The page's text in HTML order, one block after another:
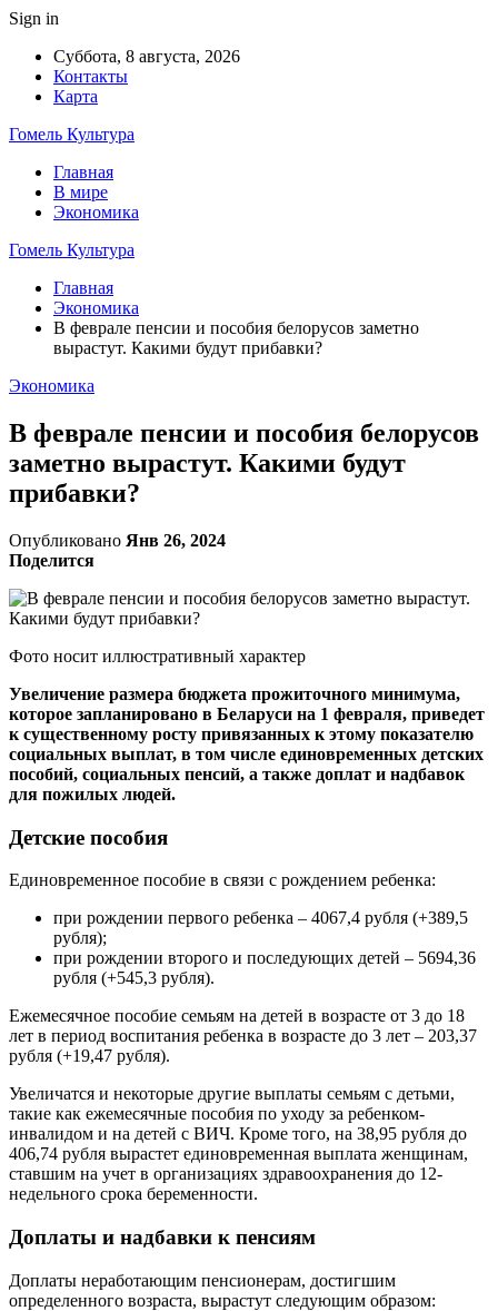
Sign in
Суббота, 8 августа, 2026
Контакты
Карта
Гомель Культура
Главная
В мире
Экономика
Гомель Культура
Главная
Экономика
В феврале пенсии и пособия белорусов заметно
вырастут. Какими будут прибавки?
Экономика
В феврале пенсии и пособия белорусов
заметно вырастут. Какими будут
прибавки?
Опубликовано Янв 26, 2024
Поделится
Фото носит иллюстративный характер
Увеличение размера бюджета прожиточного минимума,
которое запланировано в Беларуси на 1 февраля, приведет
к существенному росту привязанных к этому показателю
социальных выплат, в том числе единовременных детских
пособий, социальных пенсий, а также доплат и надбавок
для пожилых людей.
Детские пособия
Единовременное пособие в связи с рождением ребенка:
при рождении первого ребенка – 4067,4 рубля (+389,5
рубля);
при рождении второго и последующих детей – 5694,36
рубля (+545,3 рубля).
Ежемесячное пособие семьям на детей в возрасте от 3 до 18
лет в период воспитания ребенка в возрасте до 3 лет – 203,37
рубля (+19,47 рубля).
Увеличатся и некоторые другие выплаты семьям с детьми,
такие как ежемесячные пособия по уходу за ребенком-
инвалидом и на детей с ВИЧ. Кроме того, на 38,95 рубля до
406,74 рубля вырастет единовременная выплата женщинам,
ставшим на учет в организациях здравоохранения до 12-
недельного срока беременности.
Доплаты и надбавки к пенсиям
Доплаты неработающим пенсионерам, достигшим
определенного возраста, вырастут следующим образом: